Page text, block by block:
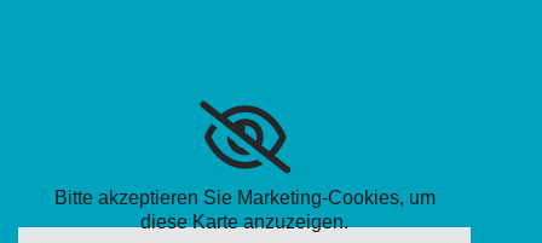
Bitte akzeptieren Sie Marketing-Cookies, um
diese Karte anzuzeigen.